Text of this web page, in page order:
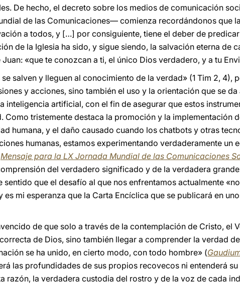
De hecho, el decreto sobre los medios de comunicación
de las Comunicaciones— comienza recordándonos que
a todos, y […] por consiguiente, tiene el deber de
de la Iglesia ha sido, y sigue siendo, la salvación eterna de
«que te conozcan a ti, el único Dios verdadero, y a tu
salven y lleguen al conocimiento de la verdad» (1 Tim 2, 4),
y acciones, sino también el uso y la orientación que se
inteligencia artificial, con el fin de asegurar que estos
Como tristemente destaca la promoción y la implementación
humana, y el daño causado cuando los chatbots y otras
humanas, estamos experimentando verdaderamente un
Mensaje para la LX Jornada Mundial de las Comunicaciones
del verdadero significado y de la verdadera
sentido que el desafío al que nos enfrentamos actualmente
es mi esperanza que la Carta Encíclica que se publicará en
de que solo a través de la contemplación de Cristo, el
de Dios, sino también llegar a comprender la verdad
se ha unido, en cierto modo, con todo hombre» (
las profundidades de sus propios recovecos ni entenderá
razón, la verdadera custodia del rostro y de la voz de cada